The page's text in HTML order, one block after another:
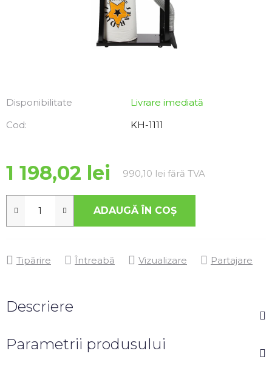
Disponibilitate
Livrare imediată
Cod:
KH-1111
1 198,02 lei 990,10 lei fără TVA
ADAUGĂ ÎN COŞ
Tipărire Întreabă Vizualizare Partajare
Descriere
Parametrii produsului